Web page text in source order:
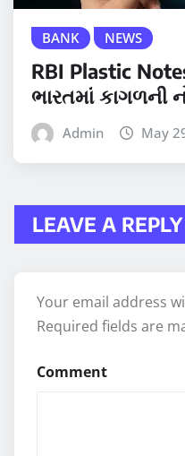
BANK NEWS
RBI Plastic
ભારતમાં કાગળની
Admin May
LEAVE A REPLY
Your email address
Required fields are
Comment